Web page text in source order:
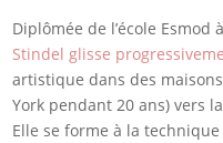
Diplômée de l’école Esmod
Stindel glisse
artistique dans des
York pendant 20 ans) vers
Elle se forme à la